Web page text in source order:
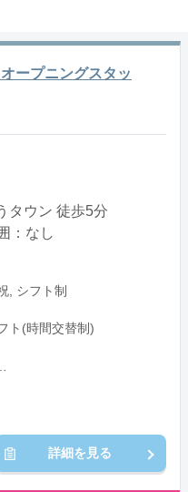
ープニングスタッ
タウン 徒歩5分
：なし
, シフト制
ト(時間交替制)
詳細を見る